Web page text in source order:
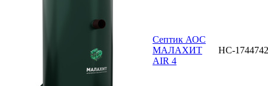
Септик АОС
МАЛАХИТ
AIR 4
НС-1744742